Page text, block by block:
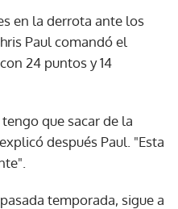
en la derrota ante los
Paul comandó el
24 puntos y 14
que sacar de la
después Paul. "Esta
temporada, sigue a